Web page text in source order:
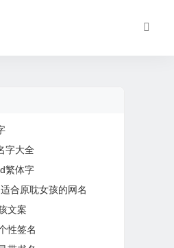
字大全
繁体字
合原耽女孩的网名
文案
性签名